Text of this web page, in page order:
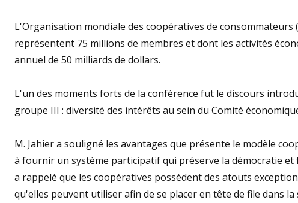
L'Organisation mondiale des coopératives de
représentent 75 millions de membres et dont les activités
annuel de 50 milliards de dollars.
L'un des moments forts de la conférence fut le discours
groupe III : diversité des intérêts au sein du Comité
M. Jahier a souligné les avantages que présente le modèle
à fournir un système participatif qui préserve la démocratie
a rappelé que les coopératives possèdent des atouts
qu'elles peuvent utiliser afin de se placer en tête de file dans